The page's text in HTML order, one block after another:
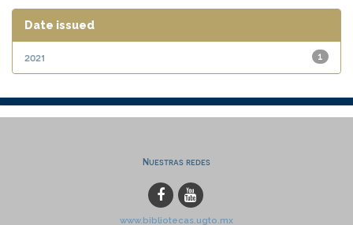
Date issued
1
2021
Nuestras redes
www.bibliotecas.ugto.mx